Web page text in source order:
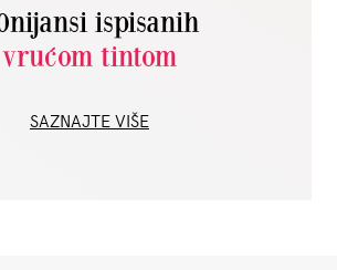
ispisanih
vrućom tintom
SAZNAJTE VIŠE